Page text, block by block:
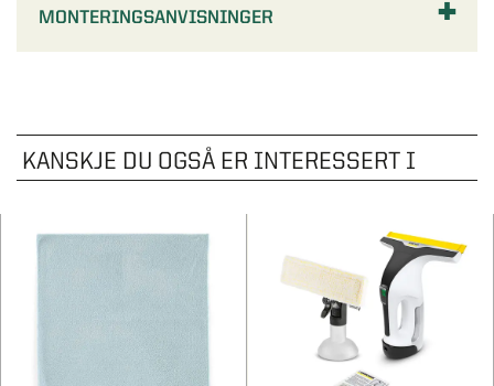
MONTERINGSANVISNINGER
KANSKJE DU OGSÅ ER INTERESSERT I